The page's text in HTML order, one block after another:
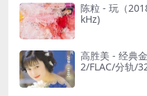
陈粒 - 玩（
kHz)
高胜美 - 经典
2/FLAC/分轨/